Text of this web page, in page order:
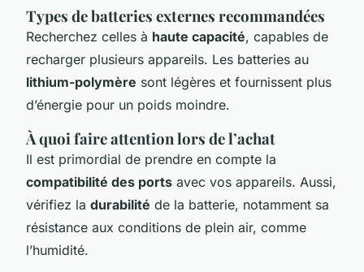
Types de batteries externes recommandées
Recherchez celles à haute capacité, capables de
recharger plusieurs appareils. Les batteries au
lithium-polymère sont légères et fournissent plus
d’énergie pour un poids moindre.
À quoi faire attention lors de l’achat
Il est primordial de prendre en compte la
compatibilité des ports avec vos appareils. Aussi,
vérifiez la durabilité de la batterie, notamment sa
résistance aux conditions de plein air, comme
l’humidité.